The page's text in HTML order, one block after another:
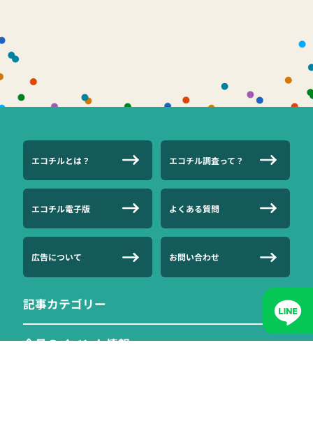
エコチルとは？ エコチル調査って？
エコチル電子版 よくある質問
広告について お問い合わせ
記事カテゴリー
今月のイベント情報